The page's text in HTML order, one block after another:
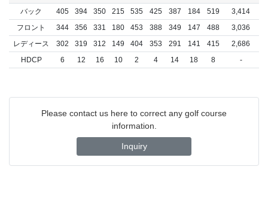
バック 405 394 350 215 535 425 387 184 519
3,414
フロント
344 356 331 180 453 388 349 147 488
3,036
レディース
302 319 312 149 404 353 291 141 415
2,686
HDCP
6 12 16 10 2 4 14 18 8 -
Please contact us here to correct any golf course
information.
Inquiry